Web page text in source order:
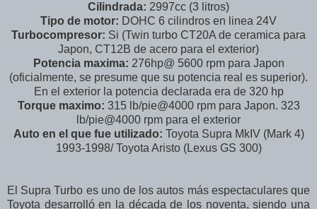
Cilindrada: 2997cc (3 litros)
Tipo de motor: DOHC 6 cilindros en linea 24V
Turbocompresor: Si (Twin turbo CT20A de ceramica para
Japon, CT12B de acero para el exterior)
Potencia maxima: 276hp@ 5600 rpm para Japon
(oficialmente, se presume que su potencia real es superior).
En el exterior la potencia declarada era de 320 hp
Torque maximo: 315 lb/pie@4000 rpm para Japon. 323
lb/pie@4000 rpm para el exterior
Auto en el que fue utilizado: Toyota Supra MkIV (Mark 4)
1993-1998/ Toyota Aristo (Lexus GS 300)
El Supra Turbo es uno de los autos más espectaculares que
Toyota desarrolló en la década de los noventa, siendo una